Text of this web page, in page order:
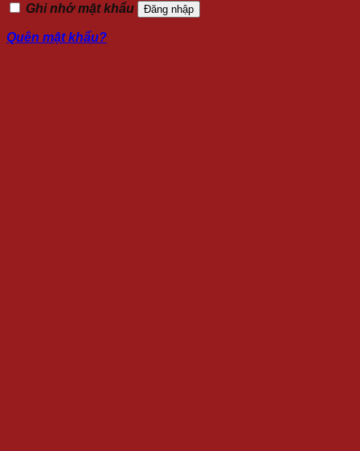
Ghi nhớ mật khẩu Đăng nhập
Quên mật khẩu?